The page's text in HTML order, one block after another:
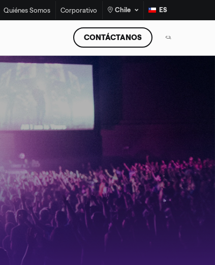
Quiénes Somos Corporativo Chile ES
¡No más estufas a leña!
Programa de Recambio
DESCUBRIR MÁS
CONTÁCTANOS